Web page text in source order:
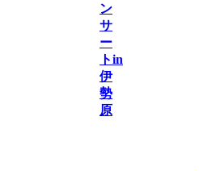
ン
サ
ー
トin
伊
勢
原